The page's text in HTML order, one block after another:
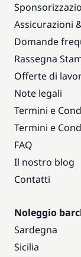
Assicurazioni
Domande
Rassegna
Offerte di
Note legali
Termini e
Termini e
FAQ
Il nostro blog
Contatti
Noleggio
Sardegna
Sicilia